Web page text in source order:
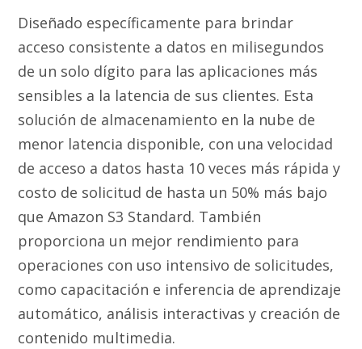
Diseñado específicamente para brindar
acceso consistente a datos en milisegundos
de un solo dígito para las aplicaciones más
sensibles a la latencia de sus clientes. Esta
solución de almacenamiento en la nube de
menor latencia disponible, con una velocidad
de acceso a datos hasta 10 veces más rápida y
costo de solicitud de hasta un 50% más bajo
que Amazon S3 Standard. También
proporciona un mejor rendimiento para
operaciones con uso intensivo de solicitudes,
como capacitación e inferencia de aprendizaje
automático, análisis interactivas y creación de
contenido multimedia.